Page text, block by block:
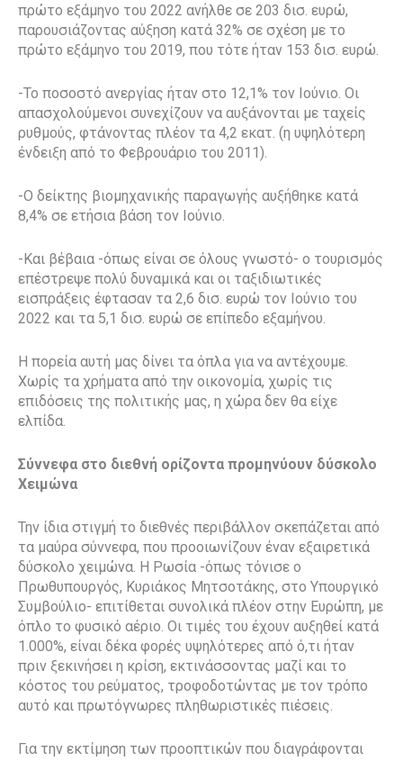
πρώτο εξάμηνο του 2022 ανήλθε σε 203 δισ. ευρώ,
παρουσιάζοντας αύξηση κατά 32% σε σχέση με το
πρώτο εξάμηνο του 2019, που τότε ήταν 153 δισ. ευρώ.
-Το ποσοστό ανεργίας ήταν στο 12,1% τον Ιούνιο. Οι
απασχολούμενοι συνεχίζουν να αυξάνονται με ταχείς
ρυθμούς, φτάνοντας πλέον τα 4,2 εκατ. (η υψηλότερη
ένδειξη από το Φεβρουάριο του 2011).
-Ο δείκτης βιομηχανικής παραγωγής αυξήθηκε κατά
8,4% σε ετήσια βάση τον Ιούνιο.
-Και βέβαια -όπως είναι σε όλους γνωστό- ο τουρισμός
επέστρεψε πολύ δυναμικά και οι ταξιδιωτικές
εισπράξεις έφτασαν τα 2,6 δισ. ευρώ τον Ιούνιο του
2022 και τα 5,1 δισ. ευρώ σε επίπεδο εξαμήνου.
Η πορεία αυτή μας δίνει τα όπλα για να αντέχουμε.
Χωρίς τα χρήματα από την οικονομία, χωρίς τις
επιδόσεις της πολιτικής μας, η χώρα δεν θα είχε
ελπίδα.
Σύννεφα στο διεθνή ορίζοντα προμηνύουν δύσκολο
Χειμώνα
Την ίδια στιγμή το διεθνές περιβάλλον σκεπάζεται από
τα μαύρα σύννεφα, που προοιωνίζουν έναν εξαιρετικά
δύσκολο χειμώνα. Η Ρωσία -όπως τόνισε ο
Πρωθυπουργός, Κυριάκος Μητσοτάκης, στο Υπουργικό
Συμβούλιο- επιτίθεται συνολικά πλέον στην Ευρώπη, με
όπλο το φυσικό αέριο. Οι τιμές του έχουν αυξηθεί κατά
1.000%, είναι δέκα φορές υψηλότερες από ό,τι ήταν
πριν ξεκινήσει η κρίση, εκτινάσσοντας μαζί και το
κόστος του ρεύματος, τροφοδοτώντας με τον τρόπο
αυτό και πρωτόγνωρες πληθωριστικές πιέσεις.
Για την εκτίμηση των προοπτικών που διαγράφονται